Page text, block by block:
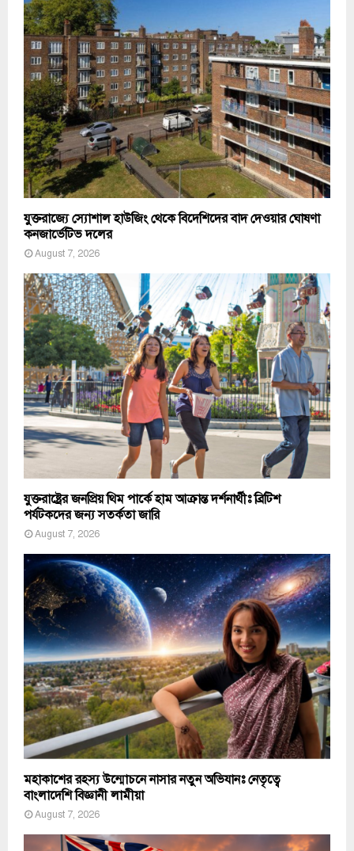
যুক্তরাজ্যে স্যোশাল হাউজিং থেকে বিদেশিদের বাদ দেওয়ার ঘোষণা
কনজার্ভেটিভ দলের
August 7, 2026
যুক্তরাষ্ট্রের জনপ্রিয় থিম পার্কে হাম আক্রান্ত দর্শনার্থীঃ ব্রিটিশ
পর্যটকদের জন্য সতর্কতা জারি
August 7, 2026
মহাকাশের রহস্য উন্মোচনে নাসার নতুন অভিযানঃ নেতৃত্বে
বাংলাদেশি বিজ্ঞানী লামীয়া
August 7, 2026